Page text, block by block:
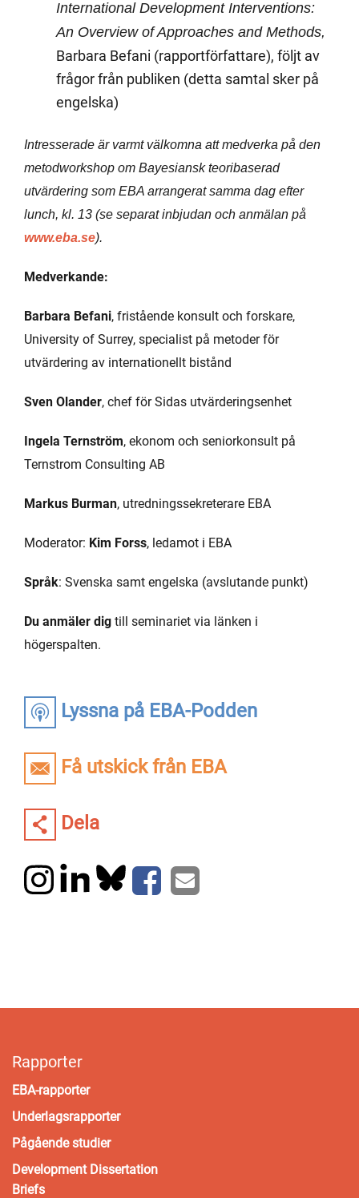
Lyssna på EBA-Podden
Få utskick från EBA
Dela
International Development Interventions:
An Overview of Approaches and Methods,
Barbara Befani (rapportförfattare), följt av
frågor från publiken (detta samtal sker på
engelska)
Intresserade är varmt välkomna att medverka på den
metodworkshop om Bayesiansk teoribaserad
utvärdering som EBA arrangerat samma dag efter
lunch, kl. 13 (se separat inbjudan och anmälan på
www.eba.se).
Medverkande:
Barbara Befani, fristående konsult och forskare,
University of Surrey, specialist på metoder för
utvärdering av internationellt bistånd
Sven Olander, chef för Sidas utvärderingsenhet
Ingela Ternström, ekonom och seniorkonsult på
Ternstrom Consulting AB
Markus Burman, utredningssekreterare EBA
Moderator: Kim Forss, ledamot i EBA
Språk: Svenska samt engelska (avslutande punkt)
Du anmäler dig till seminariet via länken i
högerspalten.
Rapporter
EBA-rapporter
Underlagsrapporter
Pågående studier
Development Dissertation
Briefs